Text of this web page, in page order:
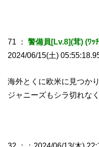
71 ： 警備員[Lv.8](茸) (ﾜｯ
2024/06/15(土)
海外とくに欧米に見つか
ジャニーズもシラ切れな